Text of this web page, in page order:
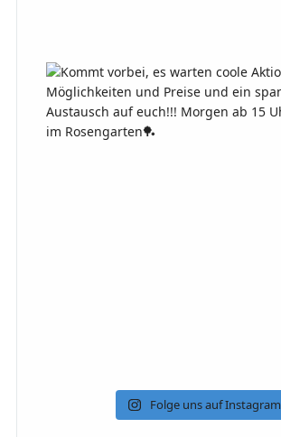
Folge uns auf Instagram